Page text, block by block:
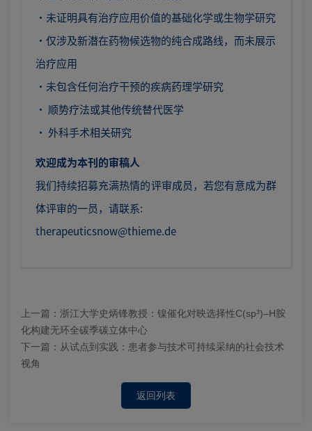
·未证明具有治疗应用价值的基础化学或生物学研究
·仅涉及新潜在药物候选物的纯合成路线，而未展示
治疗应用
·未包含任何治疗干预的疾病药理学研究
· 顺势疗法或其他传统替代医学
· 外科手术相关研究
欢迎成为本刊的审稿人
我们持续招募充满热情的评审成员，若您有意成为群
体评审的一员，请联系:
therapeuticsnow@thieme.de
上一篇： 浙江大学史炳锋教授：镍催化对映选择性C(sp³)–H胺
化构建无环全碳季碳立体中心
下一篇： 从试点到实践：患者参与技术可持续采纳的社会技术
视角
返回列表